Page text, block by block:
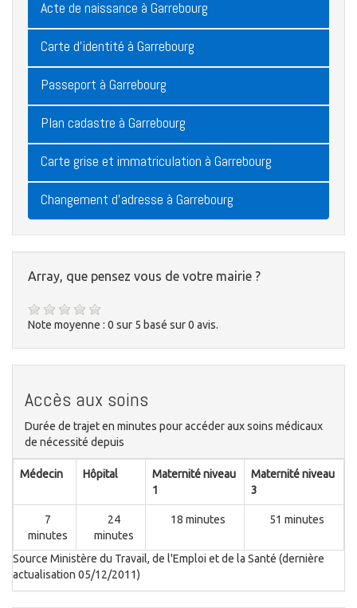
Acte de naissance à Garrebourg
Carte d'identité à Garrebourg
Passeport à Garrebourg
Plan cadastre à Garrebourg
Carte grise et immatriculation à Garrebourg
Changement d'adresse à Garrebourg
Array, que pensez vous de votre mairie ?
Note moyenne : 0 sur 5 basé sur0 avis.
Accès aux soins
Durée de trajet en minutes pour accéder aux soins médicaux
de nécessité depuis
Médecin Hôpital
Maternité niveau
1
Maternité niveau
3
7
minutes
24
minutes
18 minutes 51 minutes
Source Ministère du Travail, de l'Emploi et de la Santé (dernière
actualisation 05/12/2011)